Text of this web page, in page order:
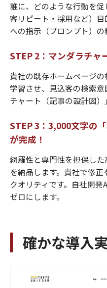
誰に、どのような行動を
客リピート・採用など）
への指示（プロンプト）の
STEP 2：マンダラチャ
貴社の既存ホームページ
学習させ、見込客の検索
チャート（記事の設計図）
STEP 3：3,000文字の
が完成！
網羅性と専門性を担保した
を納品します。貴社で修
クオリティです。自社開
ゼロにします。
確かな導入